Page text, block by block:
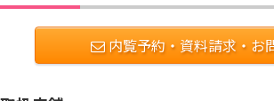
内覧予約・資料請求・お